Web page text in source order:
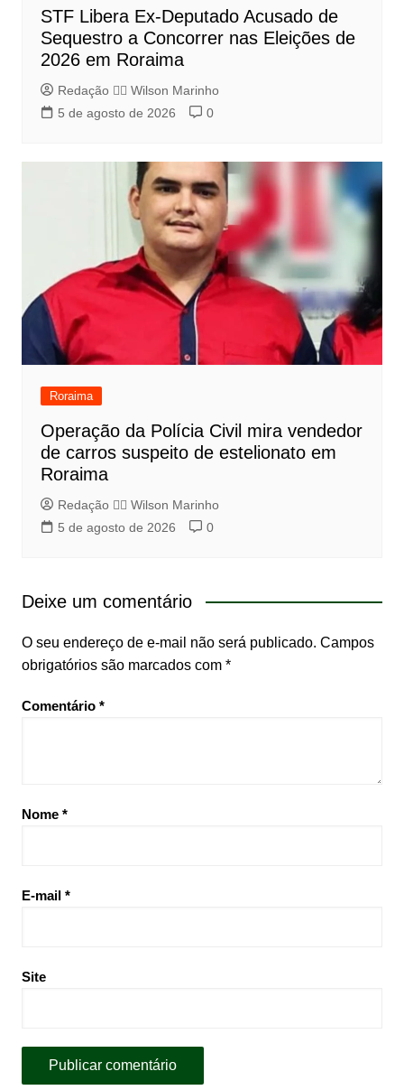
STF Libera Ex-Deputado Acusado de
Sequestro a Concorrer nas Eleições de
2026 em Roraima
Redação 👨‍⚖️​ Wilson Marinho
5 de agosto de 2026
0
Roraima
Operação da Polícia Civil mira vendedor
de carros suspeito de estelionato em
Roraima
Redação 👨‍⚖️​ Wilson Marinho
5 de agosto de 2026
0
Deixe um comentário
O seu endereço de e-mail não será publicado. Campos
obrigatórios são marcados com *
Comentário *
Nome *
E-mail *
Site